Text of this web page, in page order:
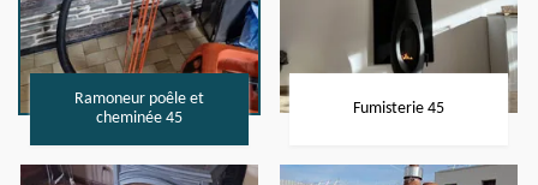
Ramoneur poêle et
cheminée 45
Fumisterie 45